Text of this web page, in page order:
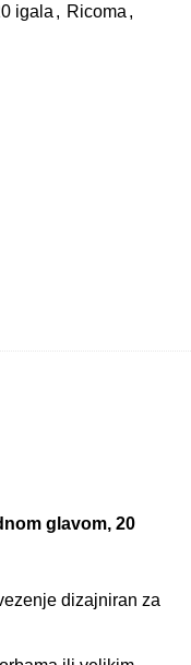
igala , Ricoma ,
glavom, 20
dizajniran za